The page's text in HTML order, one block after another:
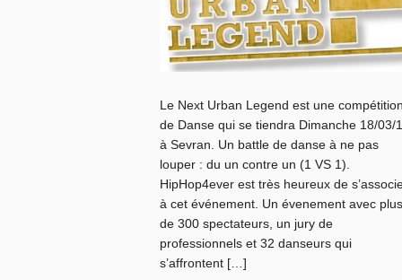
Le Next Urban Legend est une compétition
de Danse qui se tiendra Dimanche 18/03/
à Sevran. Un battle de danse à ne pas
louper : du un contre un (1 VS 1).
HipHop4ever est très heureux de
à cet événement. Un évenement avec plus
de 300 spectateurs, un jury de
professionnels et 32 danseurs qui
s’affrontent […]